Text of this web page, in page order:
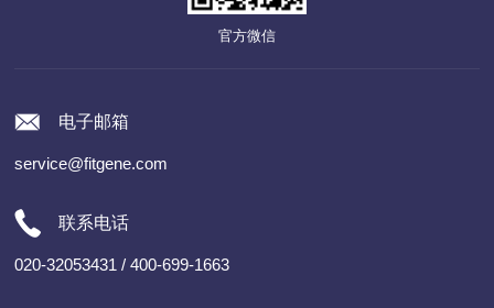
官方微信
电子邮箱
service@fitgene.com
联系电话
020-32053431 / 400-699-1663